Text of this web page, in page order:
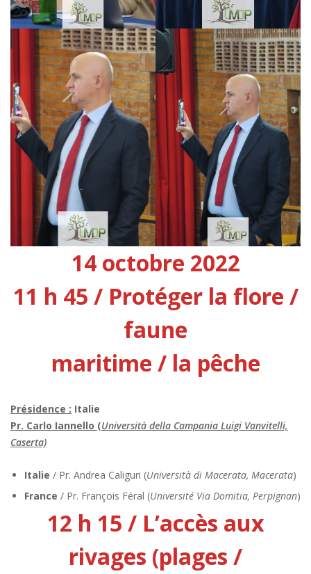
14 octobre 2022
11 h 45 / Protéger la flore /
faune
maritime / la pêche
Présidence : Italie
Pr. Carlo Iannello (Università della Campania Luigi Vanvitelli,
Caserta)
Italie / Pr. Andrea Caliguri (Università di Macerata, Macerata)
France / Pr. François Féral (Université Via Domitia, Perpignan)
12 h 15 / L’accès aux
rivages (plages /